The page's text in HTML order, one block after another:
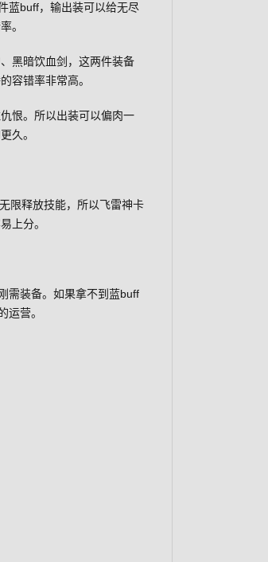
蓝buff，输出装可以给无尽
。
黑暗饮血剑，这两件装备
容错率非常高。
恨。所以出装可以偏肉一
久。
限释放技能，所以飞雷神卡
上分。
需装备。如果拿不到蓝buff
运营。